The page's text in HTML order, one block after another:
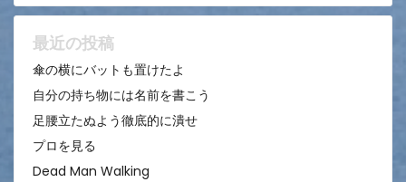
ョ
ン
最近の投稿
傘の横にバットも置けたよ
自分の持ち物には名前を書こう
足腰立たぬよう徹底的に潰せ
プロを見る
Dead Man Walking